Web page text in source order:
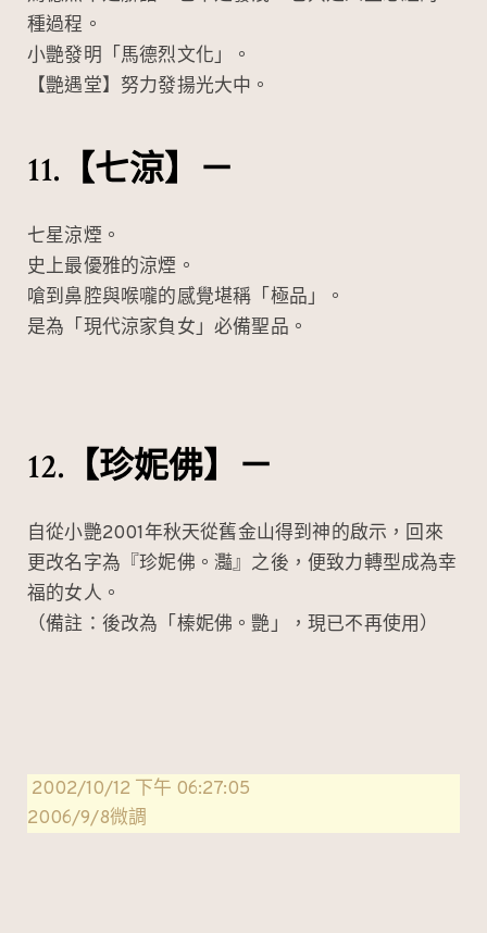
種過程。
小艷發明「馬德烈文化」。
【艷遇堂】努力發揚光大中。
11.【七涼】－
七星涼煙。
史上最優雅的涼煙。
嗆到鼻腔與喉嚨的感覺堪稱「極品」。
是為「現代涼家負女」必備聖品。
12.【珍妮佛】－
自從小艷2001年秋天從舊金山得到神的啟示，回來
更改名字為『珍妮佛。灩』之後，便致力轉型成為幸
福的女人。
（備註：後改為「榛妮佛。艷」，現已不再使用）
2002/10/12 下午 06:27:05
2006/9/8微調